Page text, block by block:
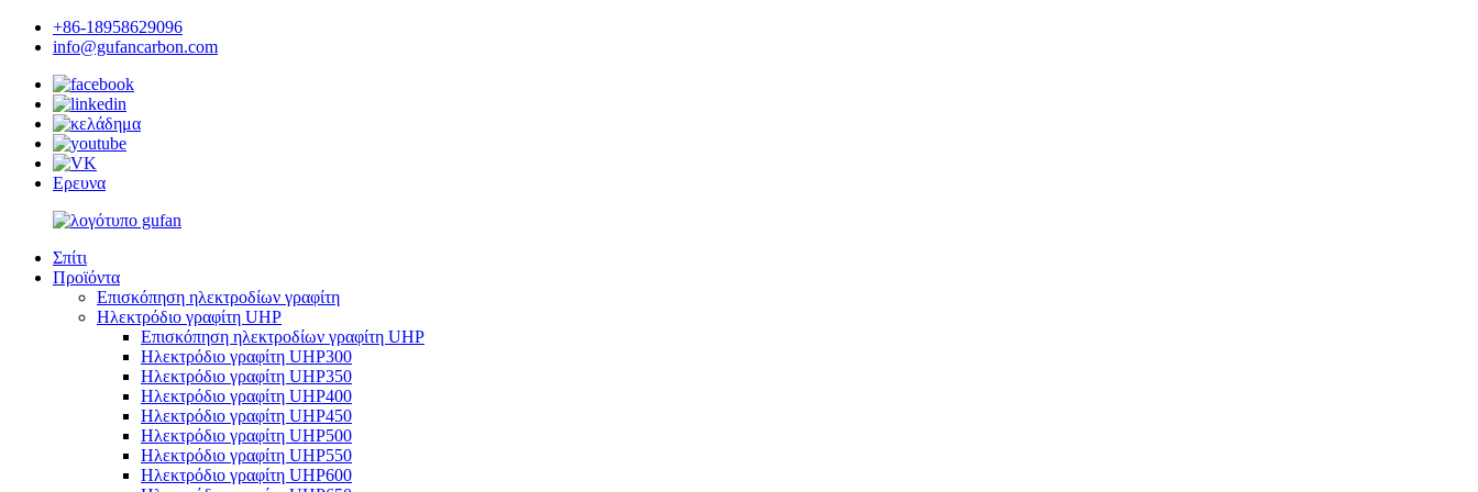
+86-18958629096
info@gufancarbon.com
Ερευνα
Σπίτι
Προϊόντα
Επισκόπηση ηλεκτροδίων γραφίτη
Ηλεκτρόδιο γραφίτη UHP
Επισκόπηση ηλεκτροδίων γραφίτη UHP
Ηλεκτρόδιο γραφίτη UHP300
Ηλεκτρόδιο γραφίτη UHP350
Ηλεκτρόδιο γραφίτη UHP400
Ηλεκτρόδιο γραφίτη UHP450
Ηλεκτρόδιο γραφίτη UHP500
Ηλεκτρόδιο γραφίτη UHP550
Ηλεκτρόδιο γραφίτη UHP600